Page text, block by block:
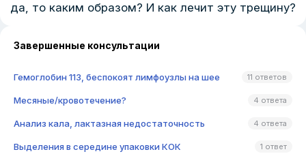
да, то каким образом? И как лечит эту трещину?
Завершенные консультации
Гемоглобин 113, беспокоят лимфоузлы на шее 11 ответов
Месяные/кровотечение? 4 ответа
Анализ кала, лактазная недостаточность 4 ответа
Выделения в середине упаковки КОК 1 ответ